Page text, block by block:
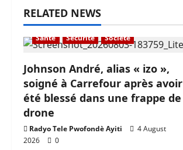
RELATED NEWS
À la une Actualité
En vedette
Santé
Sécurité Société
Johnson André, alias « izo »,
soigné à Carrefour après avoir
été blessé dans une frappe de
drone
Radyo Tele Pwofondè Ayiti
4 August
2026
0